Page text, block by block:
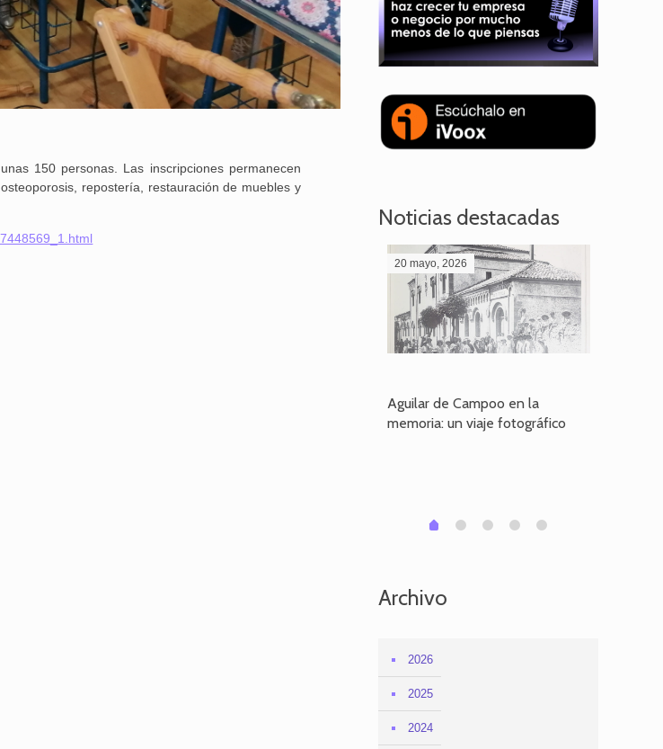
150 personas. Las inscripciones permanecen
repostería, restauración de muebles y
Noticias destacadas
20 mayo, 2026
Aguilar de Campoo en la
memoria: un viaje fotográfico
0 1 2 3 4
Archivo
2026
2025
2024